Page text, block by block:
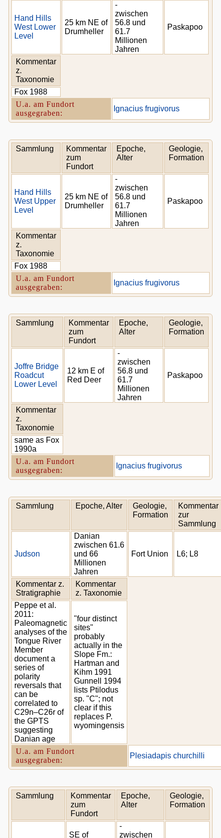
Hand Hills
West Lower
Level
25 km NE of
Drumheller
-
zwischen
56.8 und
61.7
Millionen
Jahren
Paskapoo
Kommentar
z.
Taxonomie
Fox 1988
U.a. am Fundort
ausgegraben:
Ignacius frugivorus
Sammlung
Kommentar
zum
Fundort
Epoche,
Alter
Geologie,
Formation
Hand Hills
West Upper
Level
25 km NE of
Drumheller
-
zwischen
56.8 und
61.7
Millionen
Jahren
Paskapoo
Kommentar
z.
Taxonomie
Fox 1988
U.a. am Fundort
ausgegraben:
Ignacius frugivorus
Sammlung
Kommentar
zum
Fundort
Epoche,
Alter
Geologie,
Formation
Joffre Bridge
Roadcut
Lower Level
12 km E of
Red Deer
-
zwischen
56.8 und
61.7
Millionen
Jahren
Paskapoo
Kommentar
z.
Taxonomie
same as Fox
1990a
U.a. am Fundort
ausgegraben:
Ignacius frugivorus
Sammlung Epoche, Alter
Geologie,
Formation
Kommentar
zur
Sammlung
Judson
Danian
zwischen 61.6
und 66
Millionen
Jahren
Fort Union L6; L8
Kommentar z.
Stratigraphie
Kommentar
z. Taxonomie
Peppe et al.
2011:
Paleomagnetic
analyses of the
Tongue River
Member
document a
series of
polarity
reversals that
can be
correlated to
C29n–C26r of
the GPTS
suggesting
Danian age
"four distinct
sites"
probably
actually in the
Slope Fm.:
Hartman and
Kihm 1991
Gunnell 1994
lists Ptilodus
sp. "C"; not
clear if this
replaces P.
wyomingensis
U.a. am Fundort
ausgegraben:
Plesiadapis churchilli
Sammlung
Kommentar
zum
Fundort
Epoche,
Alter
Geologie,
Formation
SE of
-
zwischen